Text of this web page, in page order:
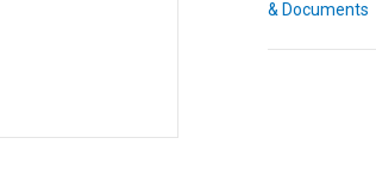
& Documents